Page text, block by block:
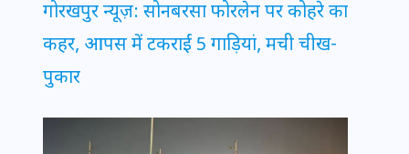
गोरखपुर न्यूज़: सोनबरसा फोरलेन पर कोहरे का
कहर, आपस में टकराईं 5 गाड़ियां, मची चीख-
पुकार